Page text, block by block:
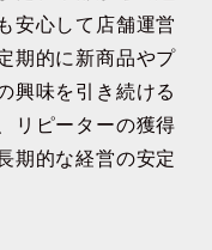
安心して店舗運営
期的に新商品やプ
興味を引き続ける
リピーターの獲得
期的な経営の安定